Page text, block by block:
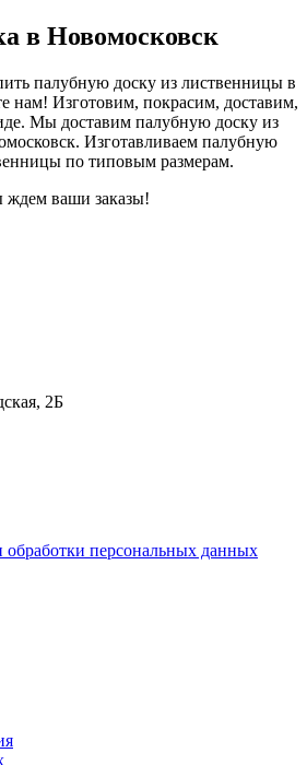
в Новомосковск
палубную доску из лиственницы в
нам! Изготовим, покрасим, доставим,
Мы доставим палубную доску из
Изготавливаем палубную
по типовым размерам.
ваши заказы!
2Б
персональных данных